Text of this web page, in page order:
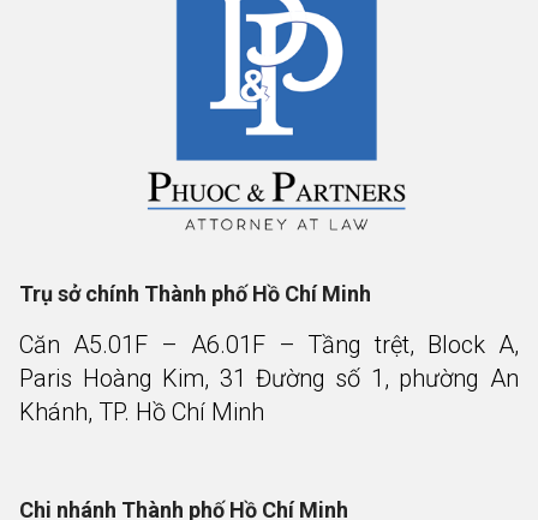
Trụ sở chính Thành phố Hồ Chí Minh
Căn A5.01F – A6.01F – Tầng trệt, Block A,
Paris Hoàng Kim, 31 Đường số 1, phường An
Khánh, TP. Hồ Chí Minh
Chi nhánh Thành phố Hồ Chí Minh